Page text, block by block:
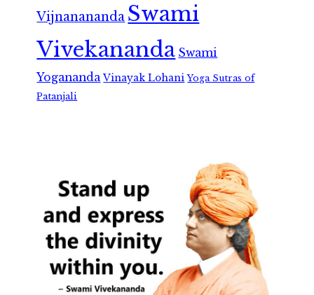
Vijnanananda Swami
Vivekananda Swami
Yogananda Vinayak Lohani Yoga Sutras of
Patanjali